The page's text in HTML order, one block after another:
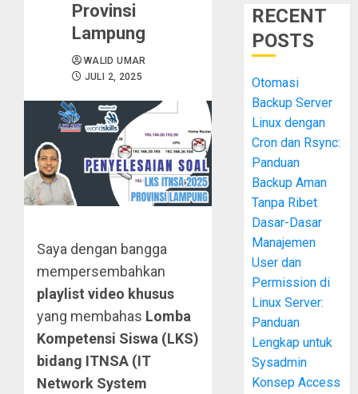
Provinsi
Lampung
WALID UMAR
JULI 2, 2025
Saya dengan bangga
mempersembahkan
playlist video khusus
yang membahas Lomba
Kompetensi Siswa (LKS)
bidang ITNSA (IT
Network System
RECENT
POSTS
Otomasi
Backup Server
Linux dengan
Cron dan Rsync:
Panduan
Backup Aman
Tanpa Ribet
Dasar-Dasar
Manajemen
User dan
Permission di
Linux Server:
Panduan
Lengkap untuk
Sysadmin
Konsep Access